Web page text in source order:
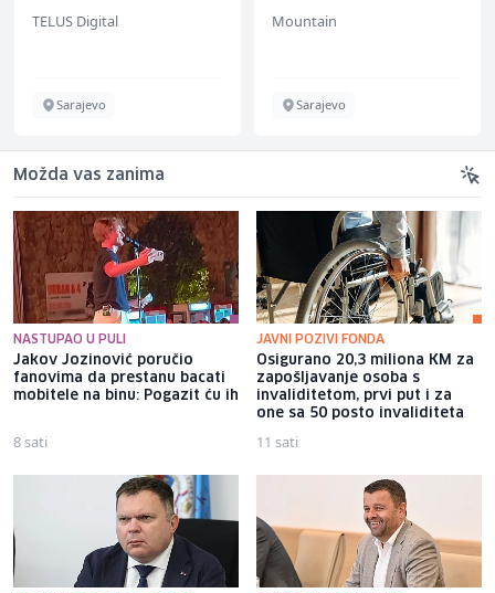
renommiertes
TELUS Digital
Sarajevo
Mountain
Sarajevo
Možda vas zanima
NASTUPAO U PULI
Jakov Jozinović poručio
fanovima da prestanu bacati
mobitele na binu: Pogazit ću ih
8 sati
JAVNI POZIVI FONDA
Osigurano 20,3 miliona KM za
zapošljavanje osoba s
invaliditetom, prvi put i za
one sa 50 posto invaliditeta
11 sati